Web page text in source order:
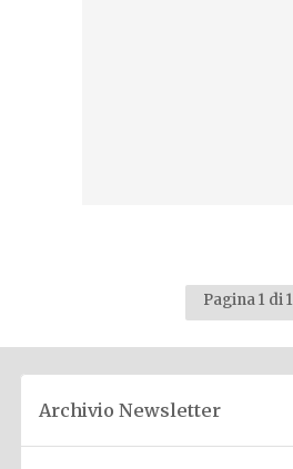
Pagina 1 di 1
Archivio Newsletter